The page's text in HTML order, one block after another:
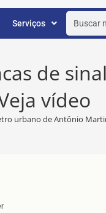
Serviços
de
vídeo
urbano de Antônio